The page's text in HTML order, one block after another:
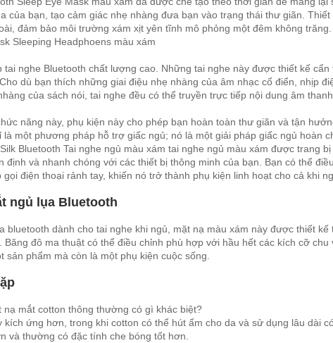
của bạn, tạo cảm giác nhẹ nhàng đưa bạn vào trạng thái thư giãn.
đảm bảo môi trường xám xịt yên tĩnh mô phỏng một đêm không
Sleeping Headphoens màu xám
tai nghe Bluetooth chất lượng cao. Những tai nghe này được thiết kế
dù bạn thích những giai điệu nhẹ nhàng của âm nhạc cổ điển, nhịp
của sách nói, tai nghe đều có thể truyền trực tiếp nội dung âm
năng này, phụ kiện này cho phép bạn hoàn toàn thư giãn và tận
là một phương pháp hỗ trợ giấc ngủ; nó là một giải pháp giấc ngủ hoàn
Bluetooth Tai nghe ngủ màu xám tai nghe ngủ màu xám được trang
định và nhanh chóng với các thiết bị thông minh của bạn. Bạn có thể
điện thoại rảnh tay, khiến nó trở thành phụ kiện linh hoạt cho cả khi
ngủ lụa Bluetooth
bluetooth dành cho tai nghe khi ngủ, mặt nạ màu xám này được thiết
Băng đô ma thuật có thể điều chỉnh phù hợp với hầu hết các kích cỡ
sản phẩm mà còn là một phụ kiện cuộc sống.
nạ mắt cotton thông thường có gì khác biệt?
ứng hơn, trong khi cotton có thể hút ẩm cho da và sử dụng lâu dài
và thường có đặc tính che bóng tốt hơn.